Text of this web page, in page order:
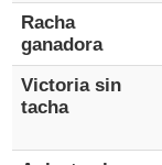
Racha
ganadora
Victoria sin
tacha